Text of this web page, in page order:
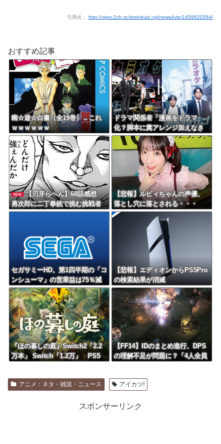
引用元： http://viper.2ch.sc/test/read.cgi/news4vip/1458820354/
おすすめ記事
幽☆遊☆白書（全19巻）←これ
ｗｗｗｗｗｗ
ドラマ関係者「漫画をドラマ
化？脚本に糞アレンジ加えなき
ゃ」←これ
NEW
【刃牙らへん】68話感想
勇次郎に二丁拳銃で挑む挑戦者
が現れる！
【悲報】ルビィちゃんの声優、
落とし穴に落とされる・・・
セガサミーHD、第1四半期の「コ
ンシューマ」の営業益は75％減
の13億円 主力タイトルを下期
投入予定
【悲報】エディオンからPS5Pro
の検索結果が消滅
『ほの暮しの庭』Switch2「2.2
万本」 Switch「1.2万」 PS5
【FF14】IDのまとめ進行、DPS
の理解不足が問題に？「4人全員
アニメ：ネタ・雑談・ニュース アイカツ!
スポンサーリンク